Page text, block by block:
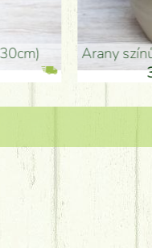
hosszú arany színű
46